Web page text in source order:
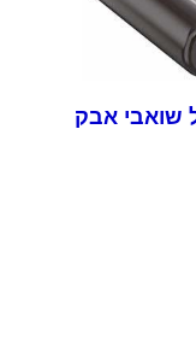
שואבי אבק